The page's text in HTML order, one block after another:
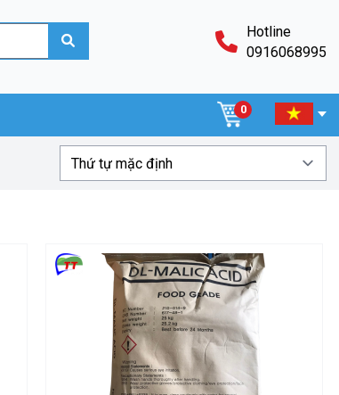
Hotline
0916068995
0